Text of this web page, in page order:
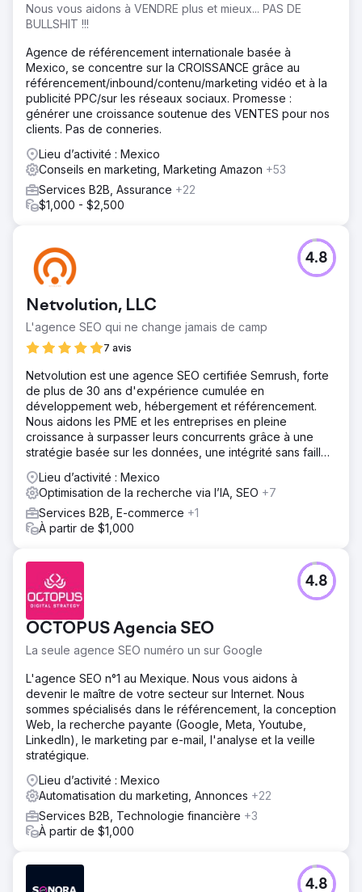
Nous vous aidons à VENDRE plus et mieux... PAS DE
BULLSHIT !!!
Agence de référencement internationale basée à
Mexico, se concentre sur la CROISSANCE grâce au
référencement/inbound/contenu/marketing vidéo et à la
publicité PPC/sur les réseaux sociaux. Promesse :
générer une croissance soutenue des VENTES pour nos
clients. Pas de conneries.
Lieu d’activité : Mexico
Conseils en marketing, Marketing Amazon +53
Services B2B, Assurance +22
$1,000 - $2,500
Netvolution, LLC
L'agence SEO qui ne change jamais de camp
7 avis
4.8
Netvolution est une agence SEO certifiée Semrush, forte
de plus de 30 ans d'expérience cumulée en
développement web, hébergement et référencement.
Nous aidons les PME et les entreprises en pleine
croissance à surpasser leurs concurrents grâce à une
stratégie basée sur les données, une intégrité sans faille
Lieu d’activité : Mexico
Optimisation de la recherche via l’IA, SEO +7
Services B2B, E-commerce +1
À partir de $1,000
OCTOPUS Agencia SEO
La seule agence SEO numéro un sur Google
4.8
L'agence SEO n°1 au Mexique. Nous vous aidons à
devenir le maître de votre secteur sur Internet. Nous
sommes spécialisés dans le référencement, la conception
Web, la recherche payante (Google, Meta, Youtube,
LinkedIn), le marketing par e-mail, l'analyse et la veille
stratégique.
Lieu d’activité : Mexico
Automatisation du marketing, Annonces +22
Services B2B, Technologie financière +3
À partir de $1,000
4.8